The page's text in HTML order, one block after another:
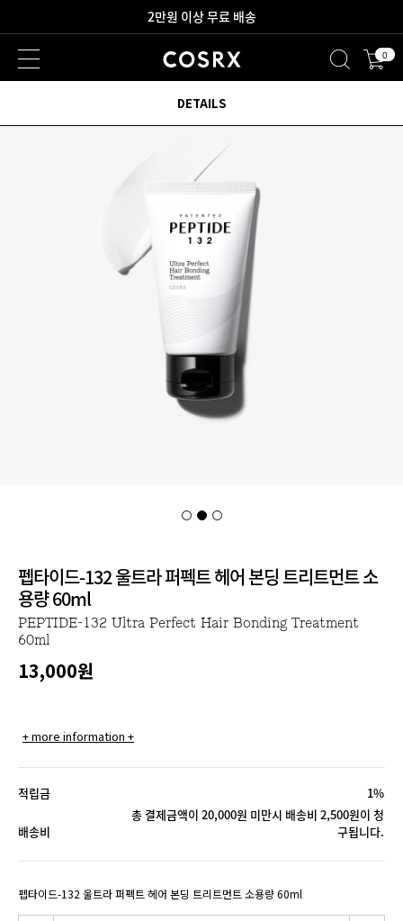
새로워진 회원 혜택을 만나보세요!
2만원 이상 무료 배송 0
펩타이드-132 울트라 퍼펙트 헤어 본딩 트리트먼트 소
용량 60ml
PEPTIDE-132 Ultra Perfect Hair Bonding Treatment
60ml
13,000원
+ more information +
적립금 1%
배송비
총 결제금액이 20,000원 미만시 배송비 2,500원이 청
구됩니다.
펩타이드-132 울트라 퍼펙트 헤어 본딩 트리트먼트 소용량 60ml
DETAILS